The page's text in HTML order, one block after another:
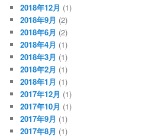
2018年12月 (1)
2018年9月 (2)
2018年6月 (2)
2018年4月 (1)
2018年3月 (1)
2018年2月 (1)
2018年1月 (1)
2017年12月 (1)
2017年10月 (1)
2017年9月 (1)
2017年8月 (1)